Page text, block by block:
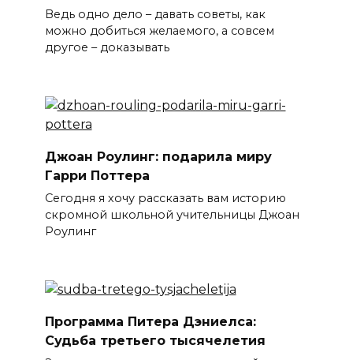
Ведь одно дело – давать советы, как
можно добиться желаемого, а совсем
другое – доказывать
Джоан Роулинг: подарила миру
Гарри Поттера
Сегодня я хочу рассказать вам историю
скромной школьной учительницы Джоан
Роулинг
Программа Питера Дэниелса:
Судьба третьего тысячелетия